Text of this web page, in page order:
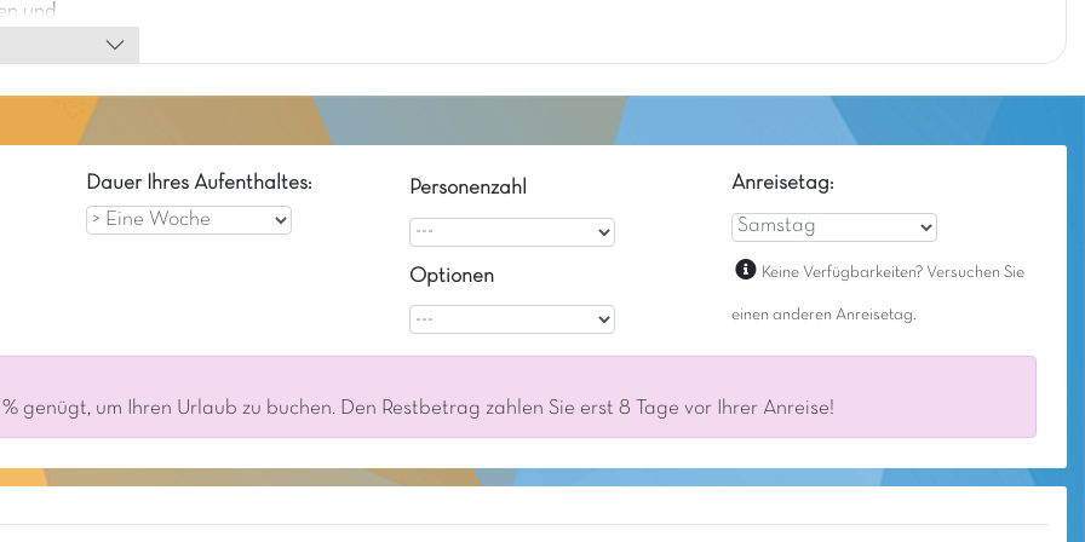
und
gleich nach
Dauer Ihres Aufenthaltes: Personenzahl
Optionen
Anreisetag:
Keine Verfügbarkeiten? Versuchen Sie
einen anderen Anreisetag.
genügt, um Ihren Urlaub zu buchen. Den Restbetrag zahlen Sie erst 8 Tage vor Ihrer Anreise!